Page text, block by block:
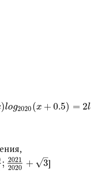
)log2020(x + 0.5) = 2l
; 2021
2020 + 3
–
√ ​]